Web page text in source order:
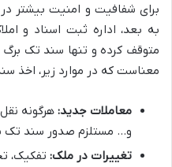
به بعد، اداره ثبت اسناد و
متوقف کرده و تنها سند تک
معناست که در موارد زیر، اخذ
معاملات جدید: هرگونه
و… مستلزم صدور سند تک
تغییرات در ملک: تفکیک،